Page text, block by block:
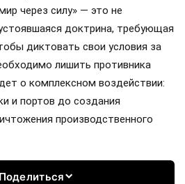
через силу» — это не
доктрина, требующая
диктовать свои условия за
лишить противника
о комплексном воздействии:
и портов до создания
производственного
Поделиться